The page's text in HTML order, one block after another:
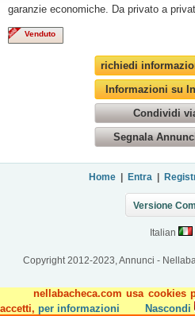
nellabacheca.com usa cookies
accetti, per informazioni Nascondi
garanzie economiche. Da privato a
Venduto
richiedi
Informazioni su
Condividi
Segnala
Home| Entra
Versione
Italian
Copyright 2012-2023, Annunci -